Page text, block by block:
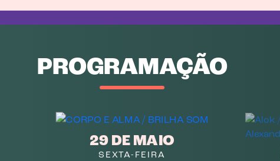
PROGRAMAÇÃO
29 DE MAIO
SEXTA-FEIRA